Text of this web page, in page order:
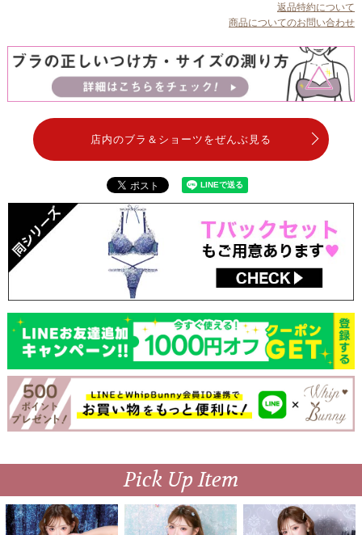
返品特約について
商品についてのお問い合わせ
店内のブラ＆ショーツをぜんぶ見る
Pick Up Item